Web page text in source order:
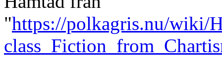
"https://polkagris.nu/wiki/